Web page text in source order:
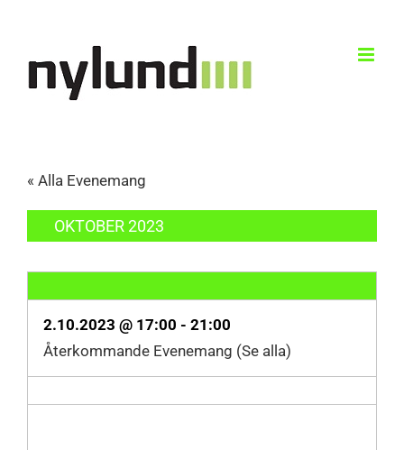
« Alla Evenemang
OKTOBER 2023
2.10.2023 @ 17:00 -21:00
Återkommande Evenemang (Se alla)